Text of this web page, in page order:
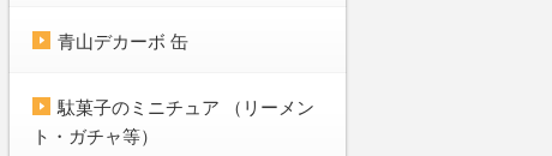
青山デカーボ 缶
駄菓子のミニチュア （リーメン
ト・ガチャ等）